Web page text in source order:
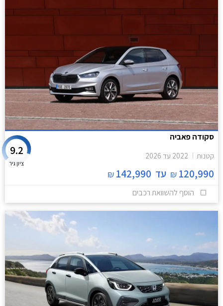
סקודה פאביה
קטנות 2022 עד 2026
120,990
₪ עד 142,990
₪
9.2
ציון גיר
הוסף להשוואת רכבים